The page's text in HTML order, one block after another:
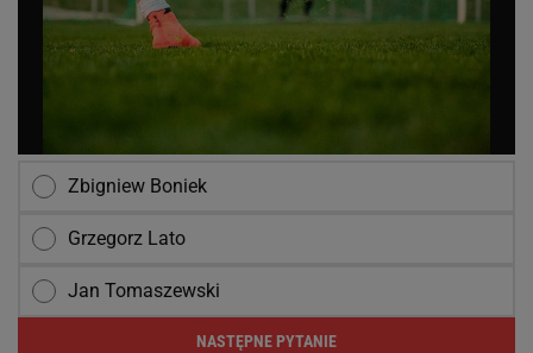
Zbigniew Boniek
Grzegorz Lato
Jan Tomaszewski
NASTĘPNE PYTANIE